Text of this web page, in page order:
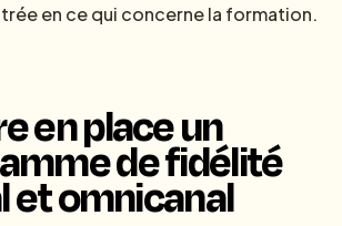
en ce qui concerne la formation.
en place un
de fidélité
et omnicanal